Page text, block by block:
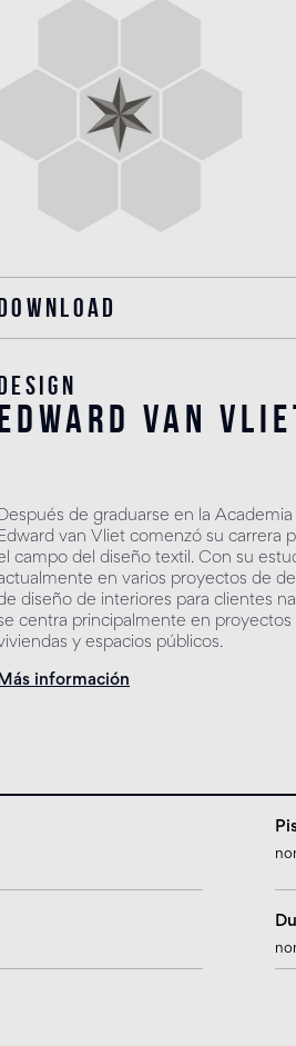
Download
Design
van
Después de graduarse en la
Edward van Vliet comenzó su carrera
campo del diseño textil. Con su
en varios proyectos de
diseño de interiores para clientes
centra principalmente en
y espacios públicos.
Más información